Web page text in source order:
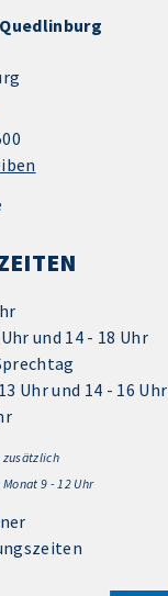
und 14 - 18 Uhr
Uhr und 14 - 16 Uhr
9 - 12 Uhr